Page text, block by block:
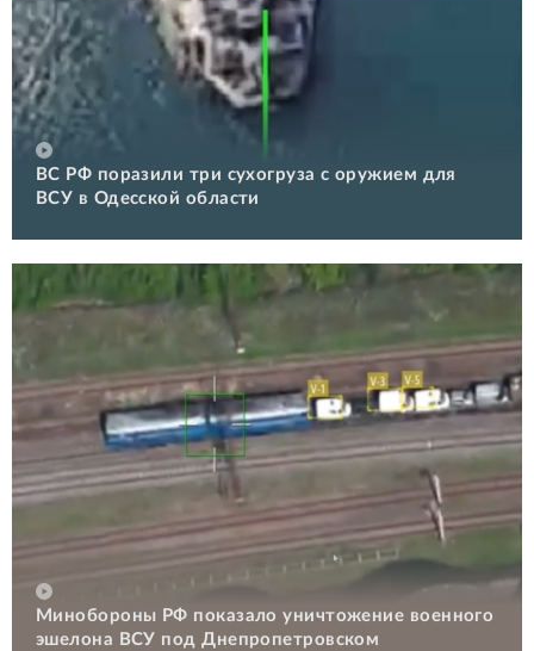
ВС РФ поразили три сухогруза с оружием для
ВСУ в Одесской области
Минобороны РФ показало уничтожение военного
эшелона ВСУ под Днепропетровском